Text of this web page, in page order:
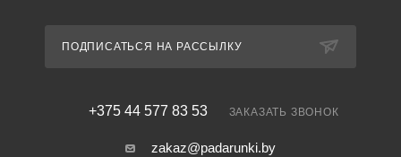
ПОДПИСАТЬСЯ НА РАССЫЛКУ
+375 44 577 83 53 ЗАКАЗАТЬ ЗВОНОК
zakaz@padarunki.by